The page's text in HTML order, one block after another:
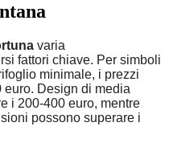
varia
fattori chiave. Per simboli
minimale, i prezzi
euro. Design di media
i 200-400 euro, mentre
possono superare i